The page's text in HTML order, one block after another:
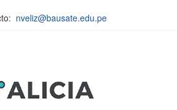
nveliz@bausate.edu.pe